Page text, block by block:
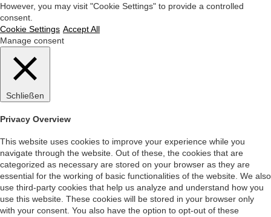
However, you may visit "Cookie Settings" to provide a controlled
consent.
Cookie Settings Accept All
Manage consent
Schließen
Privacy Overview
This website uses cookies to improve your experience while you
navigate through the website. Out of these, the cookies that are
categorized as necessary are stored on your browser as they are
essential for the working of basic functionalities of the website. We also
use third-party cookies that help us analyze and understand how you
use this website. These cookies will be stored in your browser only
with your consent. You also have the option to opt-out of these